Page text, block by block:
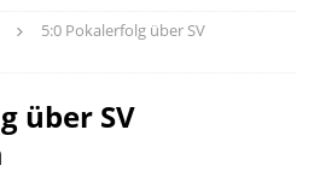
5:0 Pokalerfolg über SV
über SV